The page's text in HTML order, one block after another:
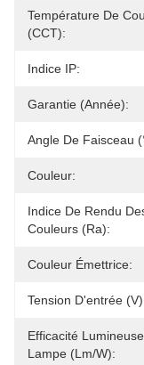
Température De
(CCT):
Indice IP:
Garantie (année):
Angle De Faisceau
Couleur:
Indice De Rendu
Couleurs (Ra):
Couleur Émettrice:
Tension D'entrée
Efficacité
Lampe (lm/w):